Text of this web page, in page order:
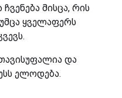
მისცა, რის
ყველაფერს
და
ელოდება.